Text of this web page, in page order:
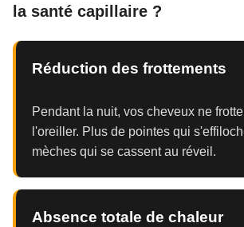
la santé capillaire ?
Réduction des frottements
Pendant la nuit, vos cheveux ne
l'oreiller. Plus de pointes qui
mèches qui se cassent au réveil.
Absence totale de chaleur